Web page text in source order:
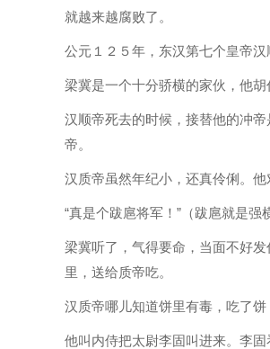
就越来越腐败了。
公元１２５年，东汉第七个皇帝
梁冀是一个十分骄横的家伙，他
汉顺帝死去的时候，接替他的冲
帝。
汉质帝虽然年纪小，还真伶俐。
“真是个跋扈将军！”（跋扈就是强
梁冀听了，气得要命，当面不好
里，送给质帝吃。
汉质帝哪儿知道饼里有毒，吃了饼
他叫内侍把太尉李固叫进来。李